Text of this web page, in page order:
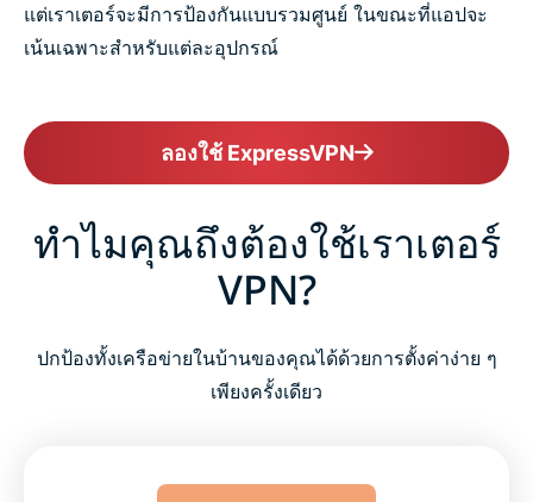
แต่เราเตอร์จะมีการป้องกันแบบรวมศูนย์ ในขณะที่แอปจะ
เน้นเฉพาะสำหรับแต่ละอุปกรณ์
ลองใช้ ExpressVPN
ทำไมคุณถึงต้องใช้เราเตอร์
VPN?
ปกป้องทั้งเครือข่ายในบ้านของคุณได้ด้วยการตั้งค่าง่าย ๆ
เพียงครั้งเดียว